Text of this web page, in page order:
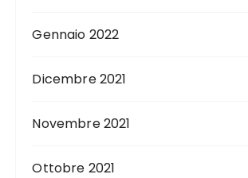
Gennaio 2022
Dicembre 2021
Novembre 2021
Ottobre 2021